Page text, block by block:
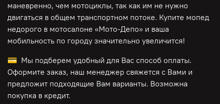
маневренно, чем мотоциклы, так как им не нужно
двигаться в общем транспортном потоке. Купите мопед
недорого в мотосалоне «Мото-Депо» и ваша
мобильность по городу значительно увеличится!
💳 Мы подберем удобный для Вас способ оплаты.
Оформите заказ, наш менеджер свяжется с Вами и
предложит подходящие Вам варианты. Возможна
покупка в кредит.